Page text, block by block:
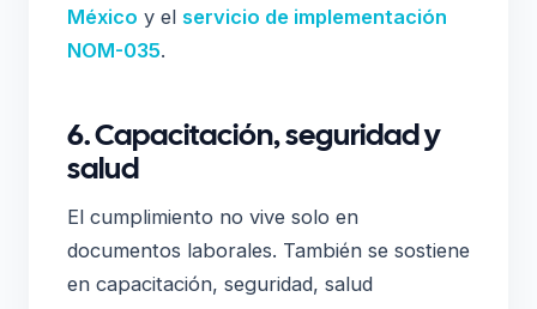
México y el servicio de implementación
NOM-035.
6. Capacitación, seguridad y
salud
El cumplimiento no vive solo en
documentos laborales. También se sostiene
en capacitación, seguridad, salud